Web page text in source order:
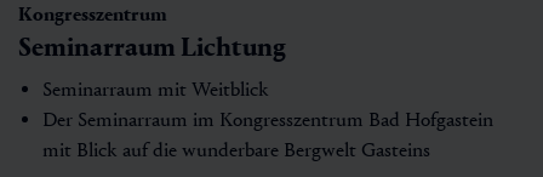
Kongresszentrum
Seminarraum Lichtung
Seminarraum mit Weitblick
Der Seminarraum im Kongresszentrum Bad Hofgastein
mit Blick auf die wunderbare Bergwelt Gasteins